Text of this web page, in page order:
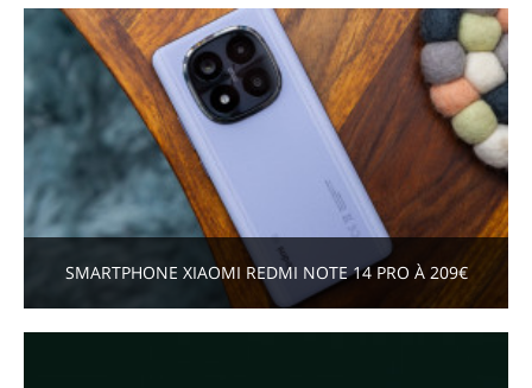
SMARTPHONE XIAOMI REDMI NOTE 14 PRO À 209€